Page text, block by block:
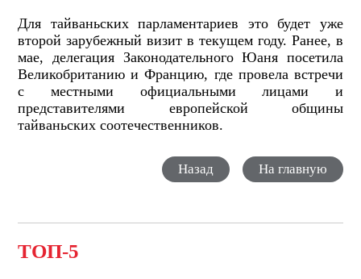
Для тайваньских парламентариев это будет уже
второй зарубежный визит в текущем году. Ранее, в
мае, делегация Законодательного Юаня посетила
Великобританию и Францию, где провела встречи
с местными официальными лицами и
представителями европейской общины
тайваньских соотечественников.
Назад На главную
ТОП-5